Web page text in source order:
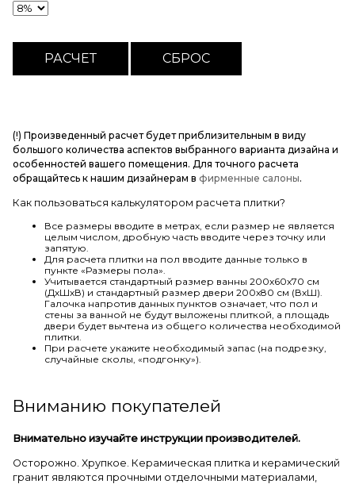
(!) Произведенный расчет будет приблизительным в виду
большого количества аспектов выбранного варианта дизайна и
особенностей вашего помещения. Для точного расчета
обращайтесь к нашим дизайнерам в фирменные салоны.
Как пользоваться калькулятором расчета плитки?
Все размеры вводите в метрах, если размер не является
целым числом, дробную часть вводите через точку или
запятую.
Для расчета плитки на пол вводите данные только в
пункте «Размеры пола».
Учитывается стандартный размер ванны 200х60х70 см
(ДхШхВ) и стандартный размер двери 200х80 см (ВхШ).
Галочка напротив данных пунктов означает, что пол и
стены за ванной не будут выложены плиткой, а площадь
двери будет вычтена из общего количества необходимой
плитки.
При расчете укажите необходимый запас (на подрезку,
случайные сколы, «подгонку»).
Вниманию покупателей
Внимательно изучайте инструкции производителей.
Осторожно. Хрупкое. Керамическая плитка и керамический
гранит являются прочными отделочными материалами,